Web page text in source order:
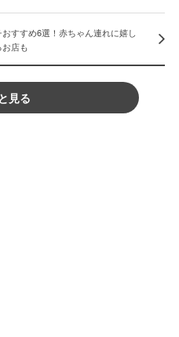
おすすめ6選！赤ちゃん連れに嬉し
店も
見る